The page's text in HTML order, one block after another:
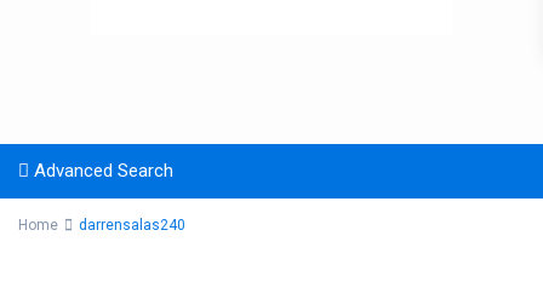
Advanced Search
Home darrensalas240